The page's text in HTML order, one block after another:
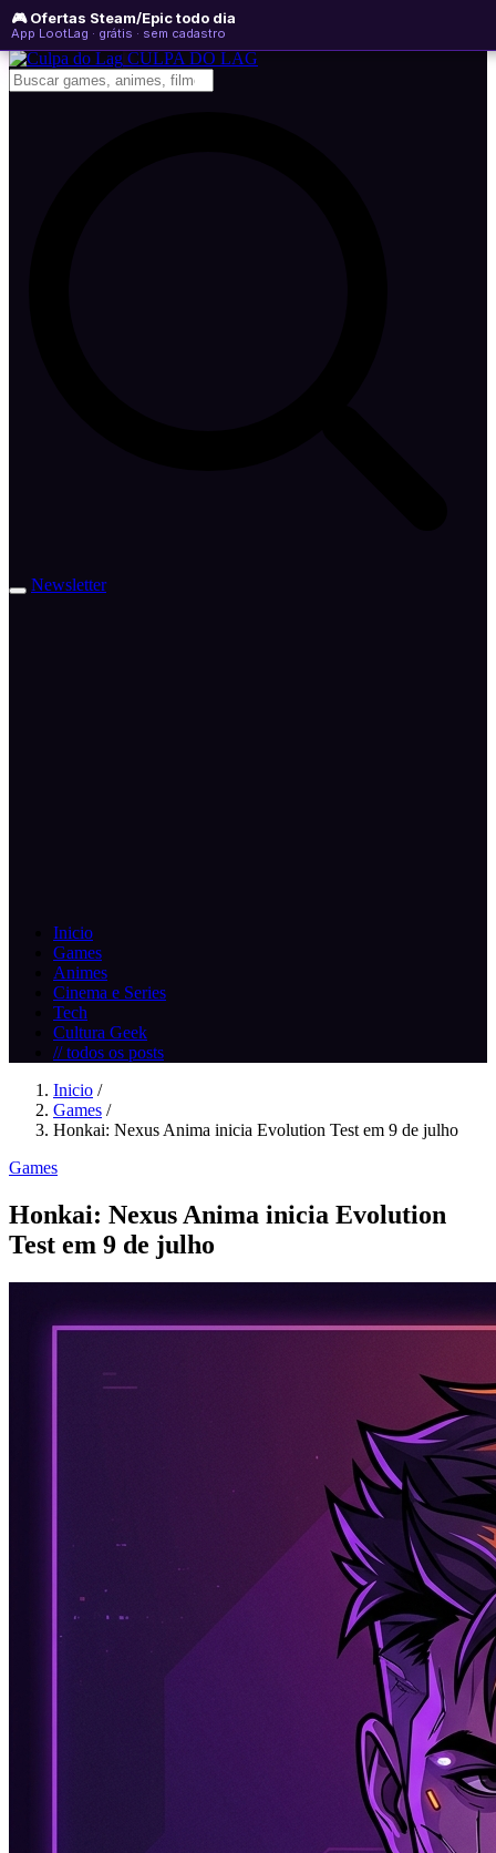
🎮 Ofertas Steam/Epic todo dia
App LootLag · grátis · sem cadastro
sábado, 08 de agosto de 2026 WhatsApp
Newsletter
CULPA DO LAG
Newsletter
Inicio
Games
Animes
Cinema e Series
Tech
Cultura Geek
// todos os posts
Inicio /
Games /
Honkai: Nexus Anima inicia Evolution Test em 9 de julho
Games
Honkai: Nexus Anima inicia Evolution
Test em 9 de julho